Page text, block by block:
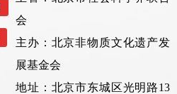
会
主办：北京非物质文化遗产发
展基金会
地址：北京市东城区光明路13